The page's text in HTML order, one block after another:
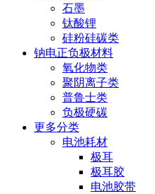
石墨
钛酸锂
硅粉硅碳类
钠电正负极材料
氧化物类
聚阴离子类
普鲁士类
负极硬碳
更多分类
电池耗材
极耳
极耳胶
电池胶带